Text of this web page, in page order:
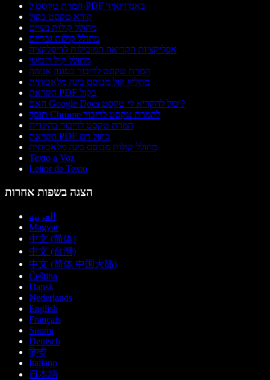
המרת טקסט ל-PDF באנדרואיד
קורא טקסט בקול
מחולל קולות נשיים
מחולל קולות גבריים
אפליקציות הקריאה המובילות לדיסלקציה
מחולל קול רובוטי
המרת טקסט לדיבור בסגנון אנימה
מחליף קול מבוסס בינה מלאכותית
הקראת PDF בקול
האם Google Docs יכול להקריא לי טקסט?
תוסף Chrome להמרת טקסט לדיבור
המרת טקסט לדיבור בהינדית
הקראת PDF בקול רם
מחולל קולות מבוסס בינה מלאכותית
Texto a Voz
Leitor de Texto
הצגה בשפות אחרות
العربية
Magyar
中文 (简体)
中文 (台灣)
中文 (简体 中国大陆)
Čeština
Dansk
Nederlands
English
Français
Suomi
Deutsch
हिन्दी
Italiano
日本語